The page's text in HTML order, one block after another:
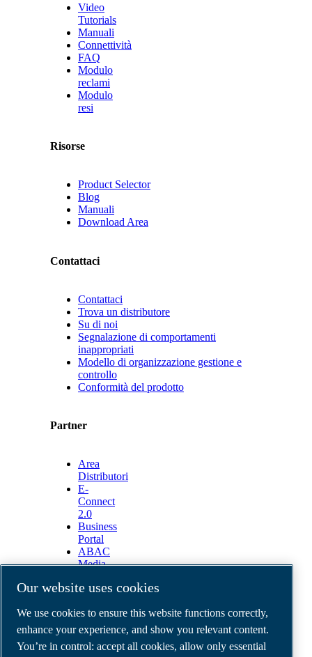
Video
Tutorials
Manuali
Connettività
FAQ
Modulo
reclami
Modulo
resi
Risorse
Product Selector
Blog
Manuali
Download Area
Contattaci
Contattaci
Trova un distributore
Su di noi
Segnalazione di comportamenti
inappropriati
Modello di organizzazione gestione e
controllo
Conformità del prodotto
Partner
Area
Distributori
E-
Connect
2.0
Business
Portal
ABAC
Media
Legal & Privacy Notices
Order return form
Order claim form
Our website uses cookies
We use cookies to ensure this website functions correctly,
enhance your experience, and show you relevant content.
You’re in control: accept all cookies, allow only essential